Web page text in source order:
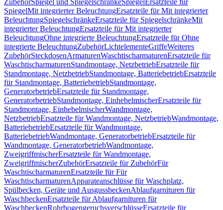
ZubehörSpiegel und SpiegelschränkeSpiegel Ersatzteile für
SpiegelMit integrierter BeleuchtungErsatzteile für Mit integrierter
BeleuchtungSpiegelschränkeErsatzteile für SpiegelschränkeMit
integrierter BeleuchtungErsatzteile für Mit integrierter
BeleuchtungOhne integrierte BeleuchtungErsatzteile für Ohne
integrierte BeleuchtungZubehörLichtelementeGriffeWeiteres
ZubehörSteckdosenArmaturenWaschtischarmaturenErsatzteile für
WaschtischarmaturenStandmontage, NetzbetriebErsatzteile für
Standmontage, NetzbetriebStandmontage, BatteriebetriebErsatzteile
für Standmontage, BatteriebetriebStandmontage,
GeneratorbetriebErsatzteile für Standmontage,
GeneratorbetriebStandmontage, EinhebelmischerErsatzteile für
Standmontage, EinhebelmischerWandmontage,
NetzbetriebErsatzteile für Wandmontage, NetzbetriebWandmontage,
BatteriebetriebErsatzteile für Wandmontage,
BatteriebetriebWandmontage, GeneratorbetriebErsatzteile für
Wandmontage, GeneratorbetriebWandmontage,
ZweigriffmischerErsatzteile für Wandmontage,
ZweigriffmischerZubehörErsatzteile für ZubehörFür
WaschtischarmaturenErsatzteile für Für
WaschtischarmaturenApparateanschlüsse für Waschplatz,
Spülbecken, Geräte und AusgussbeckenAblaufgarnituren für
WaschbeckenErsatzteile für Ablaufgarnituren für
WaschbeckenRohrbogengeruchsverschlüsseErsatzteile für